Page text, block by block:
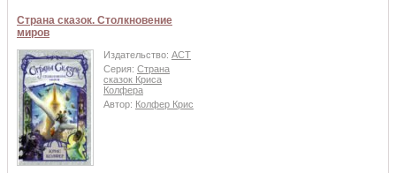
Страна сказок. Столкновение
миров
Издательство: АСТ
Серия: Страна
сказок Криса
Колфера
Автор: Колфер Крис